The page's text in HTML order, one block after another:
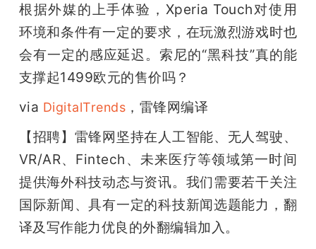
根据外媒的上手体验，Xperia Touch对使用
环境和条件有一定的要求，在玩激烈游戏时也
会有一定的感应延迟。索尼的“黑科技”真的能
支撑起1499欧元的售价吗？
via DigitalTrends ，雷锋网编译
【招聘】雷锋网坚持在人工智能、无人驾驶、
VR/AR、Fintech、未来医疗等领域第一时间
提供海外科技动态与资讯。我们需要若干关注
国际新闻、具有一定的科技新闻选题能力，翻
译及写作能力优良的外翻编辑加入。